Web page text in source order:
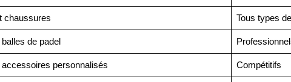
chaussures Tous types
de padel
personnalisés Compétitifs